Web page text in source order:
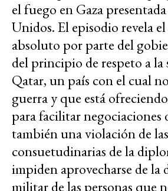
el fuego en Gaza
Unidos. El episodio revela
absoluto por parte del
del principio de respeto a la
Qatar, un país con el cual
guerra y que está
para facilitar negociaciones
también una violación de
consuetudinarias de la
impiden aprovecharse de la
militar de las personas que